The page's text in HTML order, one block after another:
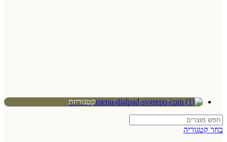
קטגוריות
בחר קטגוריה